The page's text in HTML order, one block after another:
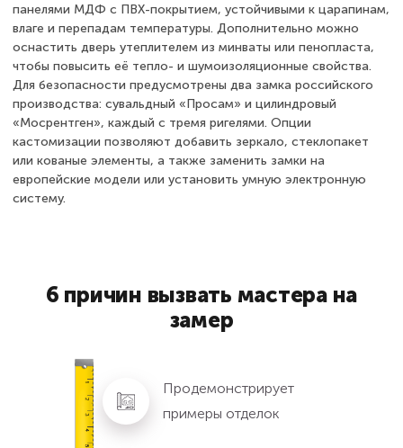
панелями МДФ с ПВХ-покрытием, устойчивыми к царапинам,
влаге и перепадам температуры. Дополнительно можно
оснастить дверь утеплителем из минваты или пенопласта,
чтобы повысить её тепло- и шумоизоляционные свойства.
Для безопасности предусмотрены два замка российского
производства: сувальдный «Просам» и цилиндровый
«Мосрентген», каждый с тремя ригелями. Опции
кастомизации позволяют добавить зеркало, стеклопакет
или кованые элементы, а также заменить замки на
европейские модели или установить умную электронную
систему.
6 причин вызвать мастера на
замер
Продемонстрирует
примеры отделок